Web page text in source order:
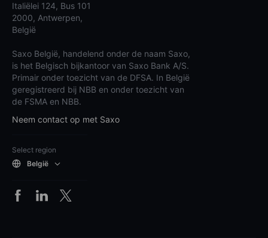
Italiëlei 124, Bus 101
2000, Antwerpen,
België
Saxo België, handelend onder de naam Saxo,
is het Belgisch bijkantoor van Saxo Bank A/S.
Primair onder toezicht van de DFSA. In België
geregistreerd bij NBB en onder toezicht van
de FSMA en NBB.
Neem contact op met Saxo
Select region
België